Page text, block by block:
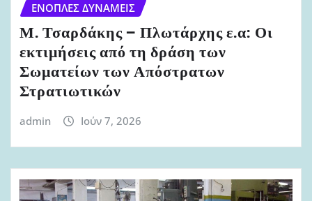
ΈΝΟΠΛΕΣ ΔΥΝΆΜΕΙΣ
Μ. Τσαρδάκης – Πλωτάρχης ε.α: Οι
εκτιμήσεις από τη δράση των
Σωματείων των Απόστρατων
Στρατιωτικών
admin Ιούν 7, 2026